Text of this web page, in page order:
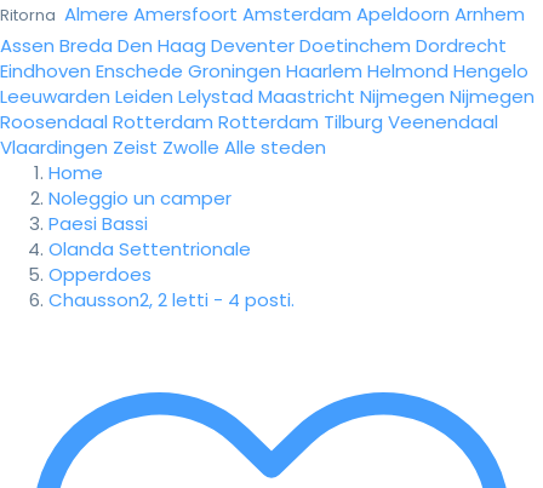
Ritorna Almere Amersfoort Amsterdam Apeldoorn Arnhem
Assen Breda Den Haag DeventerDoetinchem Dordrecht
Eindhoven Enschede Groningen Haarlem Helmond Hengelo
Leeuwarden Leiden Lelystad Maastricht Nijmegen Nijmegen
Roosendaal Rotterdam Rotterdam Tilburg Veenendaal
Vlaardingen Zeist Zwolle Alle steden
Home
Noleggio un camper
Paesi Bassi
Olanda Settentrionale
Opperdoes
Chausson2, 2 letti - 4 posti.